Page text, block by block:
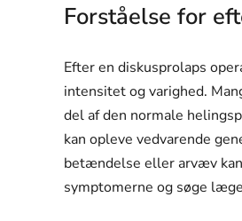
Forståelse for
Efter en diskusprolaps
intensitet og varighed.
del af den normale
kan opleve vedvarende
betændelse eller arvæv
symptomerne og søge